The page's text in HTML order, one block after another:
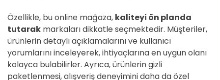
Özellikle, bu online mağaza, kaliteyi ön planda
tutarak markaları dikkatle seçmektedir. Müşteriler,
ürünlerin detaylı açıklamalarını ve kullanıcı
yorumlarını inceleyerek, ihtiyaçlarına en uygun olanı
kolayca bulabilirler. Ayrıca, ürünlerin gizli
paketlenmesi, alışveriş deneyimini daha da özel